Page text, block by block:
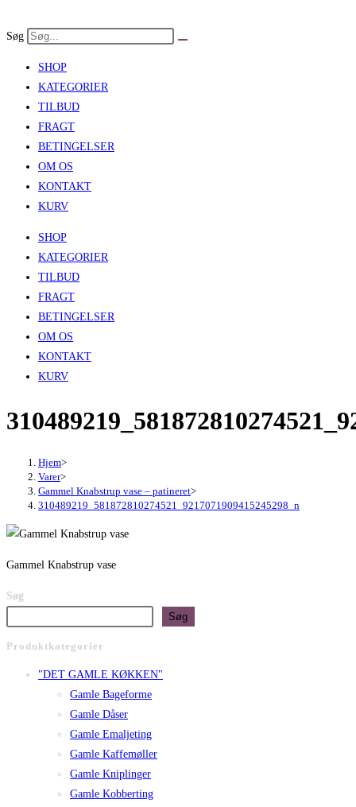
to
Søg
SHOP
KATEGORIER
TILBUD
FRAGT
BETINGELSER
OM OS
KONTAKT
KURV
SHOP
KATEGORIER
TILBUD
FRAGT
BETINGELSER
OM OS
KONTAKT
KURV
Hjem>
Varer>
Gammel Knabstrup vase – patineret>
310489219_581872810274521_9217071909415245298_n
Gammel Knabstrup vase
Søg
Søg
Produktkategorier
"DET GAMLE KØKKEN"
Gamle Bageforme
Gamle Dåser
Gamle Emaljeting
Gamle Kaffemøller
Gamle Kniplinger
Gamle Kobberting